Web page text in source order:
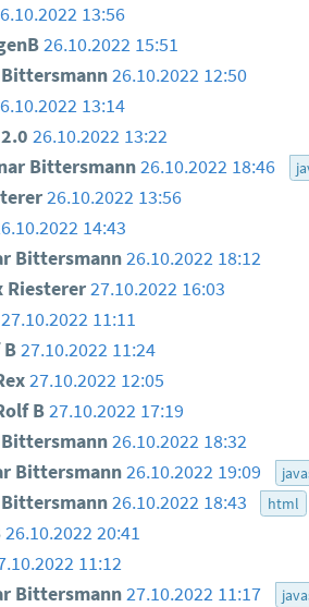
13:56
26.10.2022 15:51
26.10.2022 12:50
13:14
26.10.2022 13:22
Bittersmann26.10.2022 18:46
26.10.2022 13:56
14:43
Bittersmann26.10.2022 18:12
Riesterer27.10.2022 16:03
27.10.2022 11:11
27.10.2022 11:24
27.10.2022 12:05
B27.10.2022 17:19
26.10.2022 18:32
Bittersmann26.10.2022 19:09
26.10.2022 18:43 html
26.10.2022 20:41
11:12
Bittersmann27.10.2022 11:17